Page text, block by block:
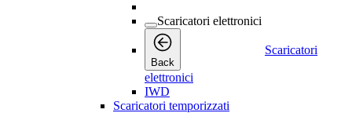
Scaricatori elettronici
Back
Scaricatori
elettronici
IWD
Scaricatori temporizzati